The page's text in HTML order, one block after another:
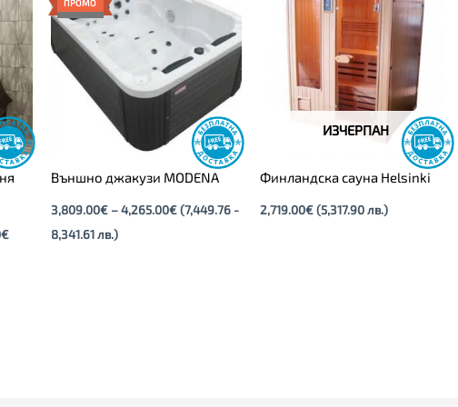
€
ПРОМО
Външно джакузи MODENA
3,809.00€ – 4,265.00€
through
4,265.00€
(7,449.76 -
8,341.61 лв.)
ИЗЧЕРПАН
Финландска сауна Helsinki
2,719.00€(5,317.90 лв.)